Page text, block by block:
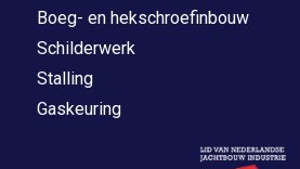
Boeg- en hekschroefinbouw
Schilderwerk
Stalling
Gaskeuring